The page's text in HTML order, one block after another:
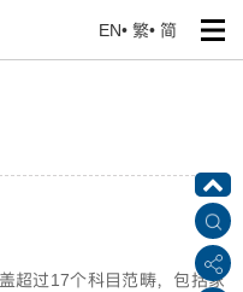
EN• 繁• 简
超过17个科目范畴，包括家